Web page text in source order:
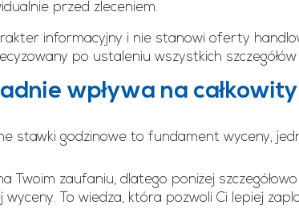
przed zleceniem.
informacyjny i nie stanowi oferty
po ustaleniu wszystkich
wpływa na
stawki godzinowe to fundament wyceny,
Twoim zaufaniu, dlatego poniżej
wyceny. To wiedza, która pozwoli Ci lepiej